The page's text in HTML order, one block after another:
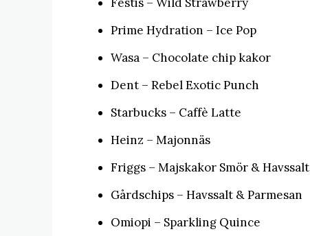
Prime Hydration – Ice Pop
Wasa – Chocolate chip kakor
Dent – Rebel Exotic Punch
Starbucks – Caffè Latte
Heinz – Majonnäs
Friggs – Majskakor Smör & Havssalt
Gårdschips – Havssalt & Parmesan
Omiopi – Sparkling Quince